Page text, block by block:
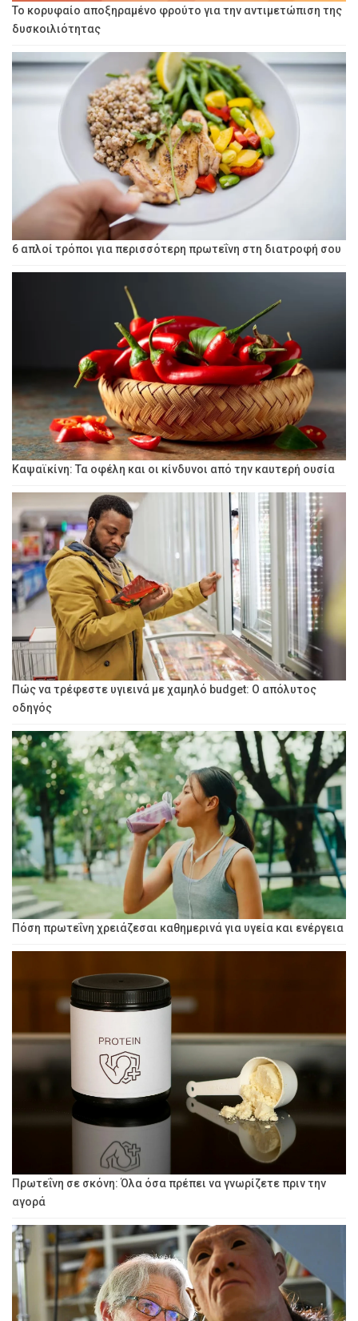
Το κορυφαίο αποξηραμένο φρούτο για την αντιμετώπιση της
δυσκοιλιότητας
6 απλοί τρόποι για περισσότερη πρωτεΐνη στη διατροφή σου
Καψαϊκίνη: Τα οφέλη και οι κίνδυνοι από την καυτερή ουσία
Πώς να τρέφεστε υγιεινά με χαμηλό budget: Ο απόλυτος
οδηγός
Πόση πρωτεΐνη χρειάζεσαι καθημερινά για υγεία και ενέργεια
Πρωτεΐνη σε σκόνη: Όλα όσα πρέπει να γνωρίζετε πριν την
αγορά